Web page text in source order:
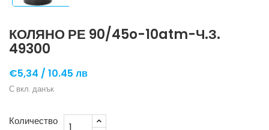
КОЛЯНО РЕ 90/45o-10atm-Ч.З.
49300
€5,34 / 10.45 лв
С вкл. данък
Количество